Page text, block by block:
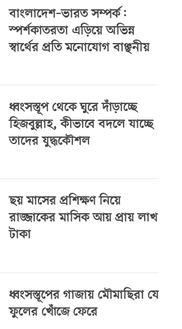
বাংলাদেশ–ভারত সম্পর্ক:
স্পর্শকাতরতা এড়িয়ে অভিন্ন
স্বার্থের প্রতি মনোযোগ বাঞ্ছনীয়
ধ্বংসস্তূপ থেকে ঘুরে দাঁড়াচ্ছে
হিজবুল্লাহ, কীভাবে বদলে যাচ্ছে
তাদের যুদ্ধকৌশল
ছয় মাসের প্রশিক্ষণ নিয়ে
রাজ্জাকের মাসিক আয় প্রায় লাখ
টাকা
ধ্বংসস্তূপের গাজায় মৌমাছিরা যে
ফুলের খোঁজে ফেরে